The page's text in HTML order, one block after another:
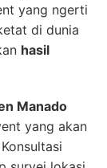
yang ngerti
di dunia
hasil
Manado
yang akan